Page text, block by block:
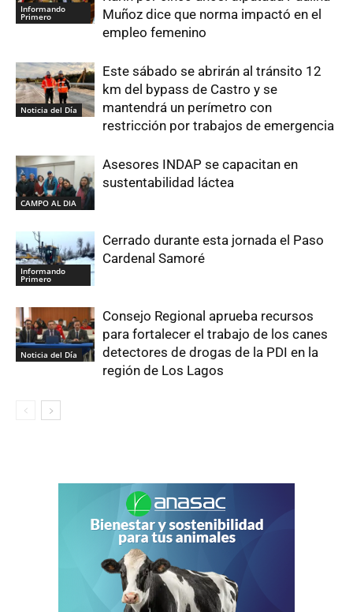
Informando
Primero
Muñoz dice que norma impactó en el
empleo femenino
Noticia del Día
Este sábado se abrirán al tránsito 12
km del bypass de Castro y se
mantendrá un perímetro con
restricción por trabajos de emergencia
CAMPO AL DIA
Asesores INDAP se capacitan en
sustentabilidad láctea
Informando
Primero
Cerrado durante esta jornada el Paso
Cardenal Samoré
Noticia del Día
Consejo Regional aprueba recursos
para fortalecer el trabajo de los canes
detectores de drogas de la PDI en la
región de Los Lagos